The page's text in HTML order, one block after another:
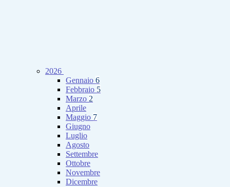
2026
Gennaio 6
Febbraio 5
Marzo 2
Aprile
Maggio 7
Giugno
Luglio
Agosto
Settembre
Ottobre
Novembre
Dicembre